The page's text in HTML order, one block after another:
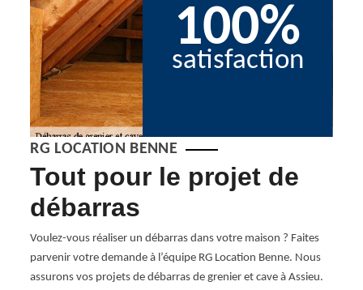
100%
satisfaction
RG LOCATION BENNE
Tout pour le projet de
débarras
Voulez-vous réaliser un débarras dans votre maison ? Faites
parvenir votre demande à l’équipe RG Location Benne. Nous
assurons vos projets de débarras de grenier et cave à Assieu.